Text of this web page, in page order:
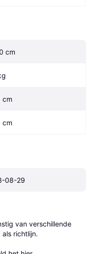
cm
cm
cm
08-29
van verschillende
richtlijn.